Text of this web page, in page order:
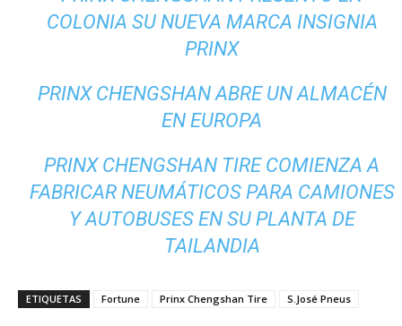
COLONIA SU NUEVA MARCA INSIGNIA
PRINX
PRINX CHENGSHAN ABRE UN ALMACÉN
EN EUROPA
PRINX CHENGSHAN TIRE COMIENZA A
FABRICAR NEUMÁTICOS PARA CAMIONES
Y AUTOBUSES EN SU PLANTA DE
TAILANDIA
ETIQUETAS Fortune Prinx Chengshan Tire S.José Pneus